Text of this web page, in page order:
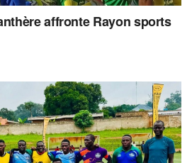
affronte Rayon sports